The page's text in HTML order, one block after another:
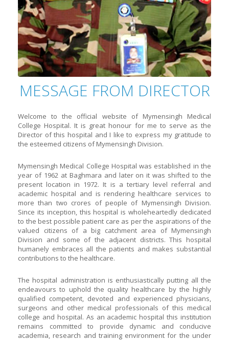
MESSAGE FROM DIRECTOR
Welcome to the official website of Mymensingh Medical
College Hospital. It is great honour for me to serve as the
Director of this hospital and I like to express my gratitude to
the esteemed citizens of Mymensingh Division.
Mymensingh Medical College Hospital was established in the
year of 1962 at Baghmara and later on it was shifted to the
present location in 1972. It is a tertiary level referral and
academic hospital and is rendering healthcare services to
more than two crores of people of Mymensingh Division.
Since its inception, this hospital is wholeheartedly dedicated
to the best possible patient care as per the aspirations of the
valued citizens of a big catchment area of Mymensingh
Division and some of the adjacent districts. This hospital
humanely embraces all the patients and makes substantial
contributions to the healthcare.
The hospital administration is enthusiastically putting all the
endeavours to uphold the quality healthcare by the highly
qualified competent, devoted and experienced physicians,
surgeons and other medical professionals of this medical
college and hospital. As an academic hospital this institution
remains committed to provide dynamic and conducive
academia, research and training environment for the under